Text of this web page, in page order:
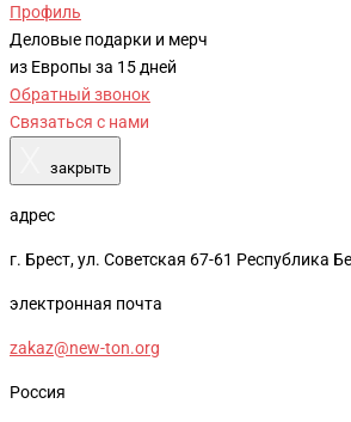
Профиль
Деловые подарки и мерч
из Европы за 15 дней
Обратный звонок
Связаться с нами
закрыть
адрес
г. Брест, ул. Советская 67-61 Республика
электронная почта
zakaz@new-ton.org
Россия